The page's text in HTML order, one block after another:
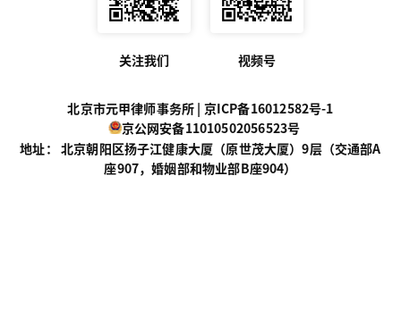
关注我们 视频号
北京市元甲律师事务所 | 京ICP备16012582号-1
京公网安备11010502056523号
地址： 北京朝阳区扬子江健康大厦（原世茂大厦）9层（交通部A
座907，婚姻部和物业部B座904）